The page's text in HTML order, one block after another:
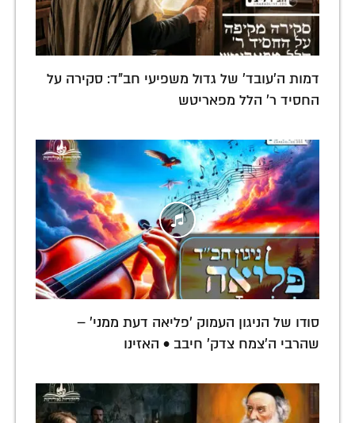
דמות ה'עובד' של גדול משפיעי חב"ד: סקירה על
החסיד ר' הלל מפאריטש
סודו של הניגון העמוק 'פליאה דעת ממני' –
שהרבי ה'צמח צדק' חיבב • האזינו